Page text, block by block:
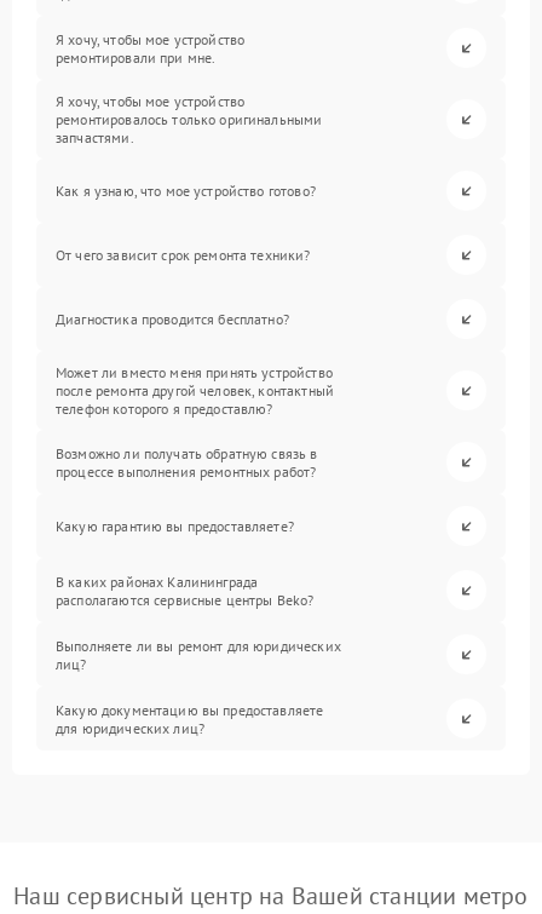
Я хочу, чтобы мое устройство
ремонтировали при мне.
Я хочу, чтобы мое устройство
ремонтировалось только оригинальными
запчастями.
Как я узнаю, что мое устройство готово?
От чего зависит срок ремонта техники?
Диагностика проводится бесплатно?
Может ли вместо меня принять устройство
после ремонта другой человек, контактный
телефон которого я предоставлю?
Возможно ли получать обратную связь в
процессе выполнения ремонтных работ?
Какую гарантию вы предоставляете?
В каких районах Калининграда
располагаются сервисные центры Beko?
Выполняете ли вы ремонт для юридических
лиц?
Какую документацию вы предоставляете
для юридических лиц?
Наш сервисный центр на Вашей станции метро